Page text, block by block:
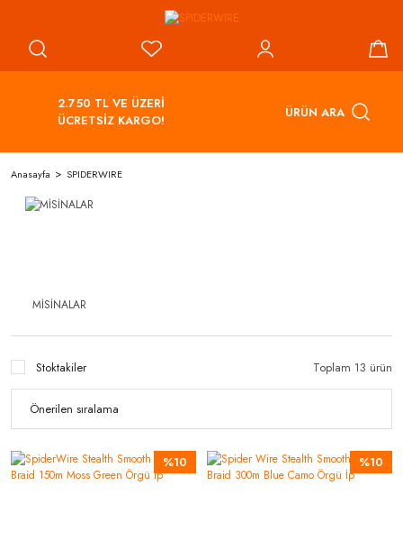
2.750 TL VE ÜZERİ
ÜCRETSİZ KARGO!
ÜRÜN ARA
Anasayfa SPIDERWIRE
MİSİNALAR
Stoktakiler Toplam 13 ürün
%10 %10